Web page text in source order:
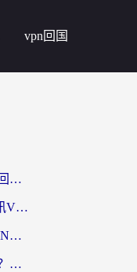
vpn回国
海外党必看：电脑免费VPN回国真的靠谱吗？附实测对比与最优方案指南
海外党必看：ChickCN和腾讯VPN好用吗？3招选对回国加速器，告别地区限制
海外党必看：如何选好用VPN实现国内资源无缝访问？从越南到全球都适用
从法国回国内的VPN怎么挑？海外党亲测：稳定、多端、安全才是关键